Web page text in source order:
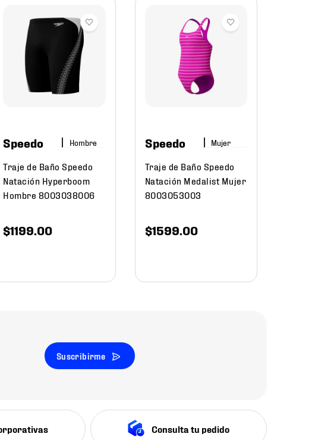
Speedo Hombre
Traje de Baño Speedo
Natación Hyperboom
Hombre 8003038006
$1199.00
Speedo Mujer
Traje de Baño Speedo
Natación Medalist Mujer
8003053003
$1599.00
Suscribirme
Consulta tu pedido